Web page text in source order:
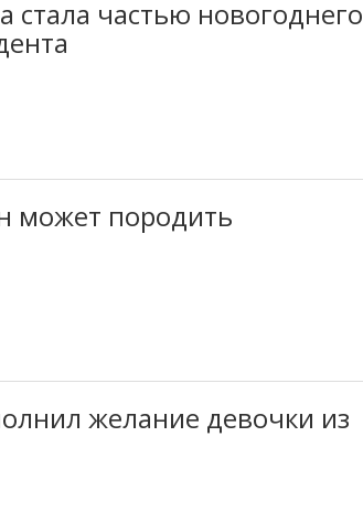
стала частью новогоднего
может породить
желание девочки из